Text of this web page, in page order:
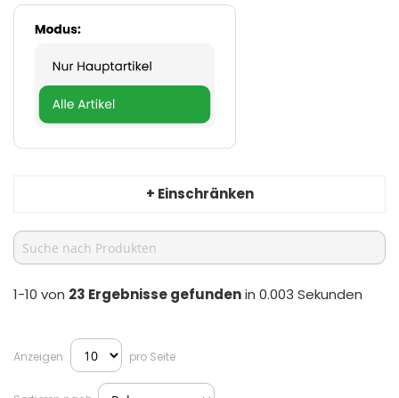
+ Einschränken
1-10 von 23 Ergebnisse gefundenin 0.003 Sekunden
Anzeigen pro Seite